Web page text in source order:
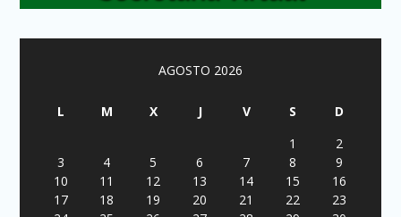
AGOSTO 2026
L M X J V S
D
1
2
3
4 5 6 7 8
9
10
11 12 13 14 15
16
17
18 19 20 21 22
23